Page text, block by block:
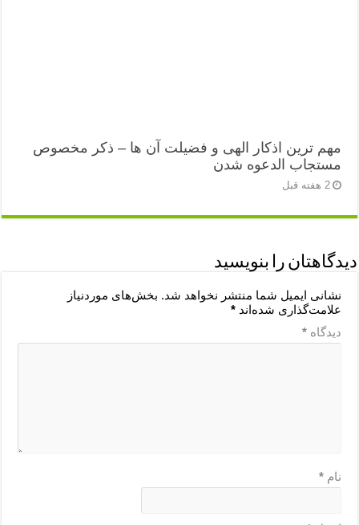
مهم ترین اذکار الهی و فضیلت آن ها – ذکر مخصوص
مستجاب الدعوه شدن
2 هفته قبل
دیدگاهتان را بنویسید
نشانی ایمیل شما منتشر نخواهد شد. بخش‌های موردنیاز
علامت‌گذاری شده‌اند*
دیدگاه*
نام*